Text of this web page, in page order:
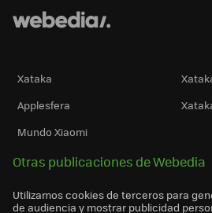
Xataka
Applesfera
Mundo Xiaomi
Otras publicaciones de Webedia
Utilizamos cookies de terceros para
de audiencia y mostrar publicidad